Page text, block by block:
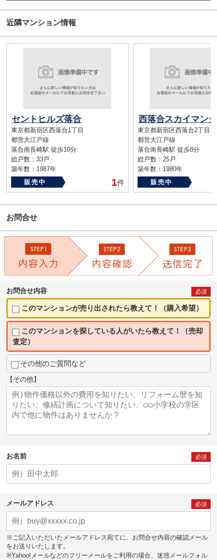
近隣マンション情報
セントヒルズ落合
東京都新宿区西落合1丁目
都営大江戸線
落合南長崎駅 徒歩10分
総戸数：33戸
築年数：1987年
販売中
1件
西落合スカイマン
東京都新宿区西落合2丁目
都営大江戸線
落合南長崎駅 徒歩8分
総戸数：25戸
築年数：1980年
販売中
お問合せ
お問合せ内容 必須
このマンションが売り出されたら教えて！（購入希望）
このマンションを探している人がいたら教えて！（売却
査定）
その他のご質問など
【その他】
お名前 必須
メールアドレス 必須
※ご記入いただいたメールアドレス宛てに、お問合せ内容の確認メール
をお送りいたします。
※Yahoo!メールなどのフリーメールをご利用の場合、迷惑メールフォル